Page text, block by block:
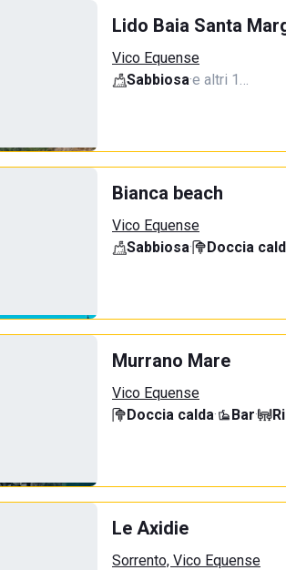
Lido Baia Santa
Vico Equense
Sabbiosa·e altri 1…
Bianca beach
Vico Equense
Sabbiosa· Doccia
Murrano Mare
Vico Equense
Doccia calda· Bar·
Le Axidie
Sorrento, Vico Equense